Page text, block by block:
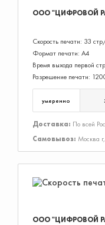
ООО "ЦИФРОВОЙ
Скорость печати: 33
Формат печати: А4
Время выхода первой
Разрешение печати:
Максимальный
60 000 стр.
умеренно
Доставка: По всей
Самовывоз: Москва
пер, Дом 18, Строение 1
ООО "ЦИФРОВОЙ